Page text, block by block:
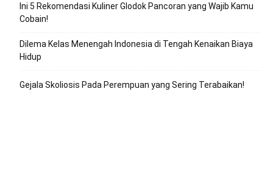
Ini 5 Rekomendasi Kuliner Glodok Pancoran yang Wajib Kamu
Cobain!
Dilema Kelas Menengah Indonesia di Tengah Kenaikan Biaya
Hidup
Gejala Skoliosis Pada Perempuan yang Sering Terabaikan!